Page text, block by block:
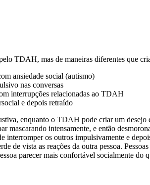
TDAH, mas de maneiras diferentes que
ansiedade social (autismo)
nas conversas
interrupções relacionadas ao TDAH
e depois retraído
enquanto o TDAH pode criar um
mascarando intensamente, e então
interromper os outros impulsivamente e
de vista as reações da outra pessoa.
parecer mais confortável socialmente